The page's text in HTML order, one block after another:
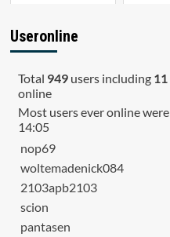
Useronline
Total 949users including 11
online
Most users ever online were
14:05
nop69
woltemadenick084
2103apb2103
scion
pantasen